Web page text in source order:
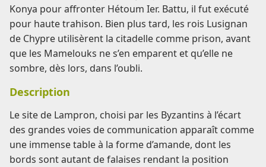
Konya pour affronter Hétoum Ier. Battu, il fut exécuté
pour haute trahison. Bien plus tard, les rois Lusignan
de Chypre utilisèrent la citadelle comme prison, avant
que les Mamelouks ne s’en emparent et qu’elle ne
sombre, dès lors, dans l’oubli.
Description
Le site de Lampron, choisi par les Byzantins à l’écart
des grandes voies de communication apparaît comme
une immense table à la forme d’amande, dont les
bords sont autant de falaises rendant la position